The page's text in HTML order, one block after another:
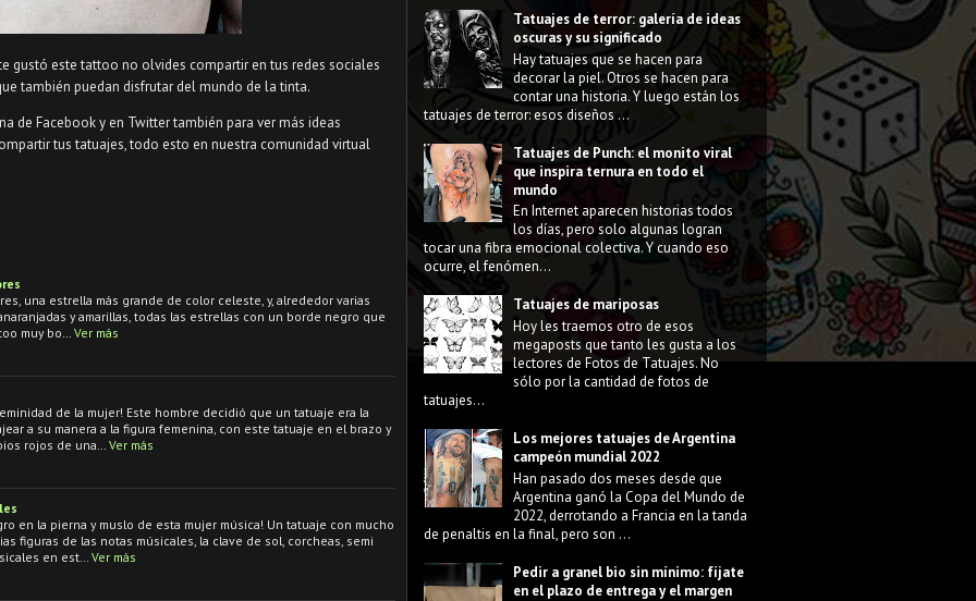
gustó este tattoo no olvides compartir en tus redes sociales
también puedan disfrutar del mundo de la tinta.
de Facebook y en Twitter también para ver más ideas
tus tatuajes, todo esto en nuestra comunidad virtual
una estrella más grande de color celeste, y, alrededor varias
y amarillas, todas las estrellas con un borde negro que
muy bo…
Ver más
de la mujer! Este hombre decidió que un tatuaje era la
a su manera a la figura femenina, con este tatuaje en el brazo y
rojos de una…
Ver más
en la pierna y muslo de esta mujer música! Un tatuaje con mucho
figuras de las notas músicales, la clave de sol, corcheas, semi
en est…
Ver más
Tatuajes de terror: galería de ideas
oscuras y su significado
Hay tatuajes que se hacen para
decorar la piel. Otros se hacen para
contar una historia. Y luego están los
tatuajes de terror: esos diseños ...
Tatuajes de Punch: el monito viral
que inspira ternura en todo el
mundo
En Internet aparecen historias todos
los días, pero solo algunas logran
tocar una fibra emocional colectiva. Y cuando eso
ocurre, el fenómen...
Tatuajes de mariposas
Hoy les traemos otro de esos
megaposts que tanto les gusta a los
lectores de Fotos de Tatuajes. No
sólo por la cantidad de fotos de
tatuajes...
Los mejores tatuajes de Argentina
campeón mundial 2022
Han pasado dos meses desde que
Argentina ganó la Copa del Mundo de
2022, derrotando a Francia en la tanda
de penaltis en la final, pero son ...
Pedir a granel bio sin mínimo: fíjate
en el plazo de entrega y el margen